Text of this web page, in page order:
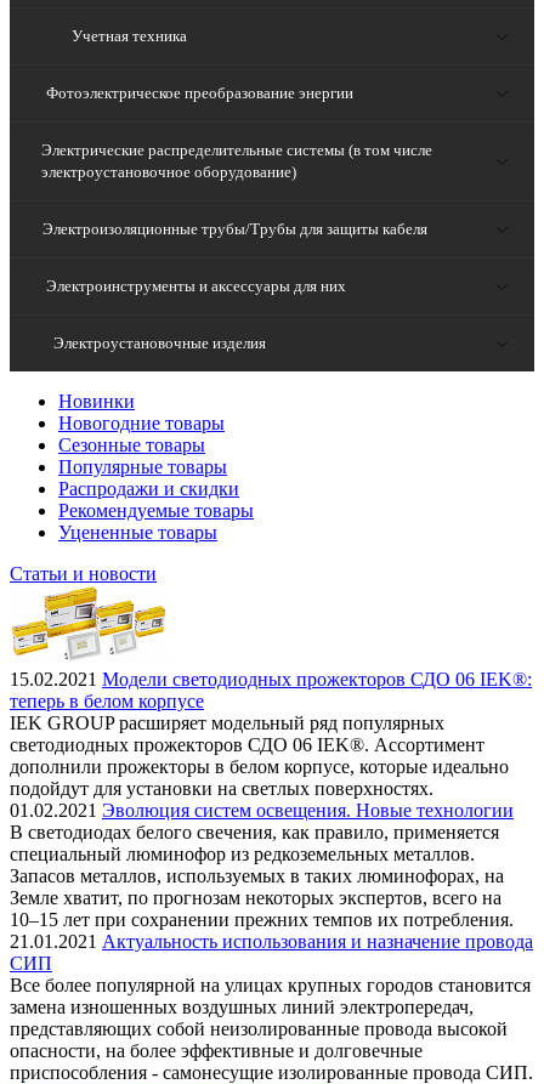
Учетная техника
Фотоэлектрическое преобразование энергии
Электрические распределительные системы (в том числе
электроустановочное оборудование)
Электроизоляционные трубы/Трубы для защиты кабеля
Электроинструменты и аксессуары для них
Электроустановочные изделия
Новинки
Новогодние товары
Сезонные товары
Популярные товары
Распродажи и скидки
Рекомендуемые товары
Уцененные товары
Статьи и новости
15.02.2021 Модели светодиодных прожекторов СДО 06 IEK®:
теперь в белом корпусе
IEK GROUP расширяет модельный ряд популярных
светодиодных прожекторов СДО 06 IEK®. Ассортимент
дополнили прожекторы в белом корпусе, которые идеально
подойдут для установки на светлых поверхностях.
01.02.2021 Эволюция систем освещения. Новые технологии
В светодиодах белого свечения, как правило, применяется
специальный люминофор из редкоземельных металлов.
Запасов металлов, используемых в таких люминофорах, на
Земле хватит, по прогнозам некоторых экспертов, всего на
10–15 лет при сохранении прежних темпов их потребления.
21.01.2021 Актуальность использования и назначение провода
СИП
Все более популярной на улицах крупных городов становится
замена изношенных воздушных линий электропередач,
представляющих собой неизолированные провода высокой
опасности, на более эффективные и долговечные
приспособления - самонесущие изолированные провода СИП.